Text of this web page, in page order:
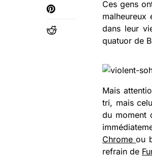
Ces gens
malheureux
dans leur
quatuor de
Mais
tri, mais
du moment
Chromeou
refrain de